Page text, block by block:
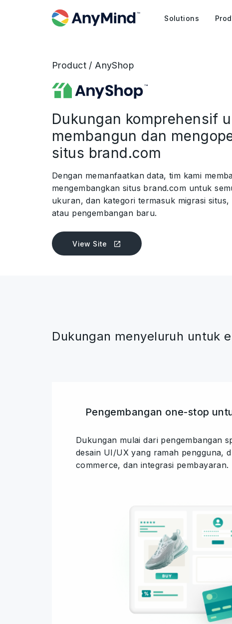
Solutions
Product / AnyShop
Dukungan komprehensif
membangun dan
situs brand.com
Dengan memanfaatkan data, tim kami
mengembangkan situs brand.com untuk
ukuran, dan kategori termasuk migrasi
atau pengembangan baru.
View Site
Dukungan menyeluruh untuk
Pengembangan one-stop
Dukungan mulai dari pengembangan
desain UI/UX yang ramah pengguna,
commerce, dan integrasi pembayaran.